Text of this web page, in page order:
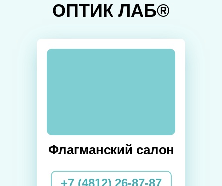
ОПТИК ЛАБ®
Флагманский салон
+7 (4812) 26-87-87